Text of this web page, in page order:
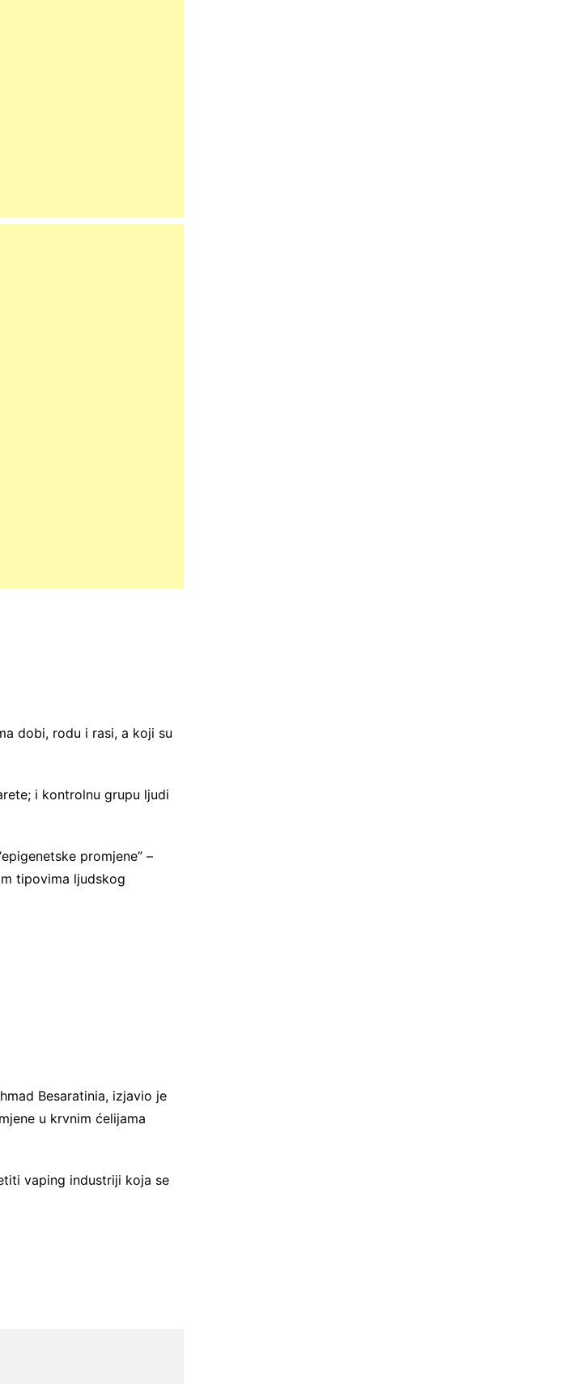
dobi, rodu i rasi, a koji su
i kontrolnu grupu ljudi
promjene” –
tipovima ljudskog
Besaratinia, izjavio je
u krvnim ćelijama
vaping industriji koja se